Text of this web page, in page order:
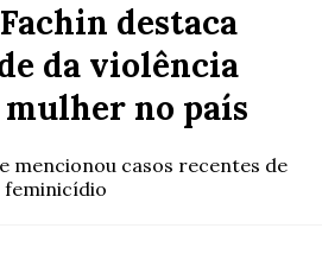
destaca
da violência
no país
mencionou casos recentes de
feminicídio